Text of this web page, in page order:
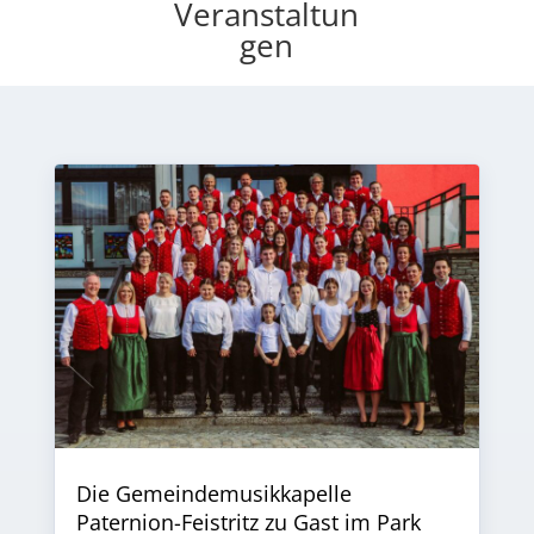
Veranstaltun
gen
Die Gemeindemusikkapelle
Paternion-Feistritz zu Gast im Park